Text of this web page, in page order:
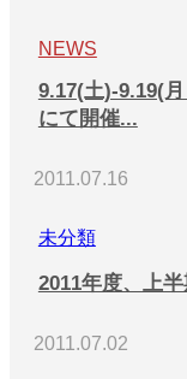
NEWS
9.17(土)-9.19(
にて開催...
2011.07.16
未分類
2011年度、上半
2011.07.02